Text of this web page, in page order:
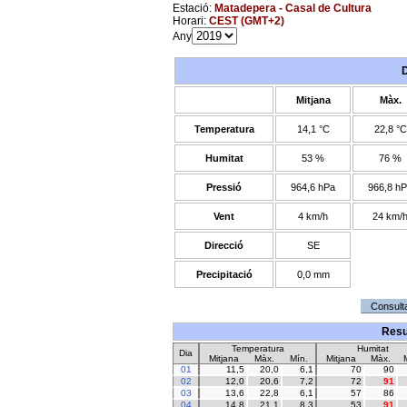
Estació: Matadepera - Casal de Cultura
Horari: CEST (GMT+2)
Any
Mitjana Màx.
Temperatura 14,1 °C 22,8 °C
Humitat 53 % 76 %
Pressió 964,6 hPa 966,8
Vent 4 km/h 24 km/h
Direcció SE
Precipitació 0,0 mm
Dia Temperatura
Humitat
Mitjana
Màx. Mín. Mitjana Màx.
01
11,5 20,0 6,1 70
90
02
12,0 20,6 7,2 72
91
03
13,6 22,8 6,1 57
86
04
14,8 21,1 8,3 53 91